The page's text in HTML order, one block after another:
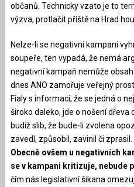
občanů. Technicky vzato je to
výzva, protlačit příště na Hrad
Nelze-li se negativní kampani
soupeře, ten vypadá, že nemá
negativní kampaň nemůže
dnes ANO zamořuje veřejný
Fialy s informací, že se jedná o
široko daleko, jde o nošení
budiž slib, že bude-li zvolena
zavedl, způsobil, zavinil či zprasil.
Obecně ovšem u negativních
se v kampani kritizuje, nebude
čím nás legislativní šikana